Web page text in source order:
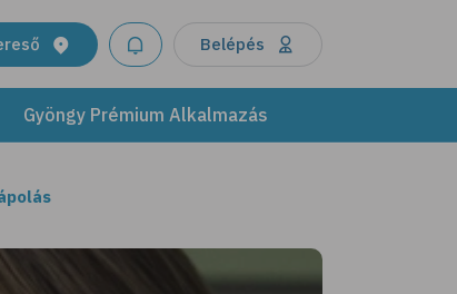
Belépés
Gyöngy Prémium Alkalmazás